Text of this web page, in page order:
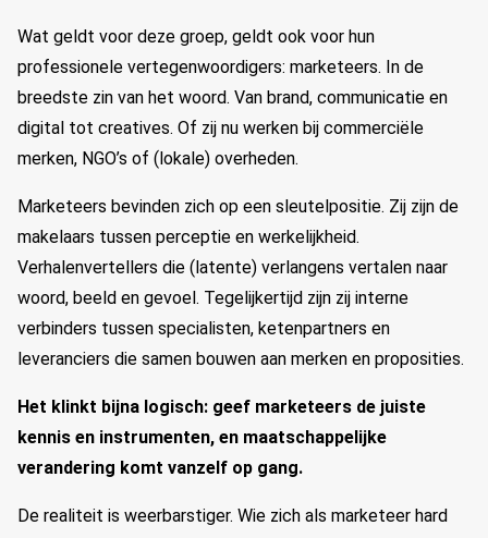
Wat geldt voor deze groep, geldt ook voor hun
professionele vertegenwoordigers: marketeers. In de
breedste zin van het woord. Van brand, communicatie en
digital tot creatives. Of zij nu werken bij commerciële
merken, NGO’s of (lokale) overheden.
Marketeers bevinden zich op een sleutelpositie. Zij zijn de
makelaars tussen perceptie en werkelijkheid.
Verhalenvertellers die (latente) verlangens vertalen naar
woord, beeld en gevoel. Tegelijkertijd zijn zij interne
verbinders tussen specialisten, ketenpartners en
leveranciers die samen bouwen aan merken en proposities.
Het klinkt bijna logisch: geef marketeers de juiste
kennis en instrumenten, en maatschappelijke
verandering komt vanzelf op gang.
De realiteit is weerbarstiger. Wie zich als marketeer hard